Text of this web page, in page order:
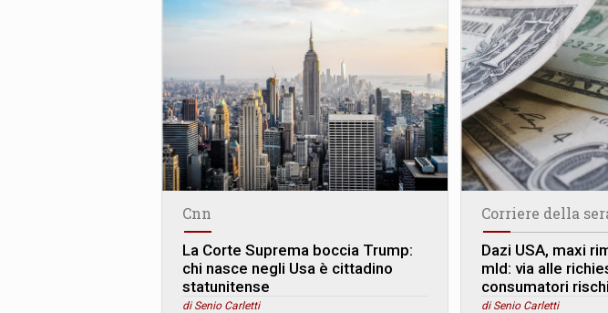
Cnn
La Corte Suprema boccia Trump:
chi nasce negli Usa è cittadino
statunitense
di Senio Carletti
Corriere della
Dazi USA, maxi
mld: via alle
consumatori
di Senio Carletti